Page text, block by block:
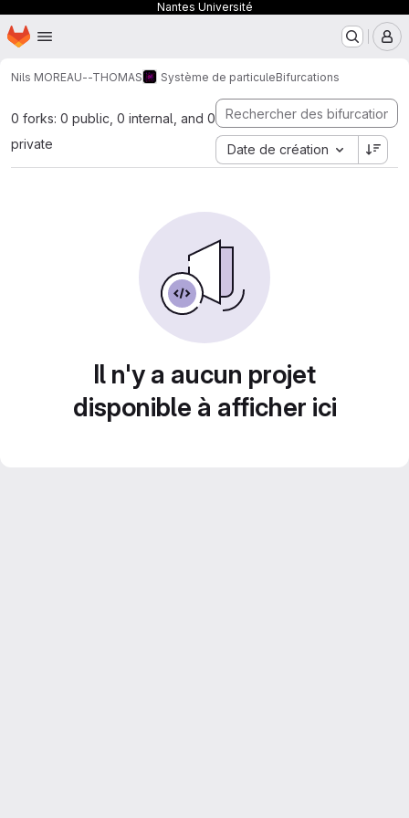
Nantes Université
Passer au contenu principal
Page d'accueil
Nils MOREAU--THOMAS Système de particuleBifurcations
0 forks: 0 public, 0 internal, and 0
private
Date de création
Il n'y a aucun projet
disponible à afficher ici